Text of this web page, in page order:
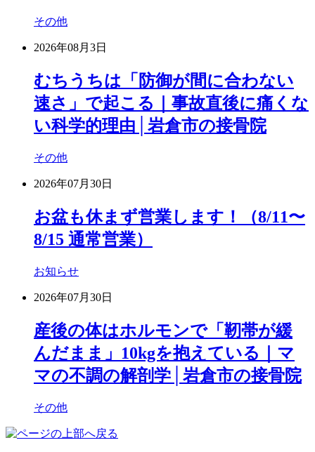
その他
2026年08月3日
むちうちは「防御が間に合わない
速さ」で起こる｜事故直後に痛くな
い科学的理由│岩倉市の接骨院
その他
2026年07月30日
お盆も休まず営業します！（8/11〜
8/15 通常営業）
お知らせ
2026年07月30日
産後の体はホルモンで「靭帯が緩
んだまま」10kgを抱えている｜マ
マの不調の解剖学│岩倉市の接骨院
その他